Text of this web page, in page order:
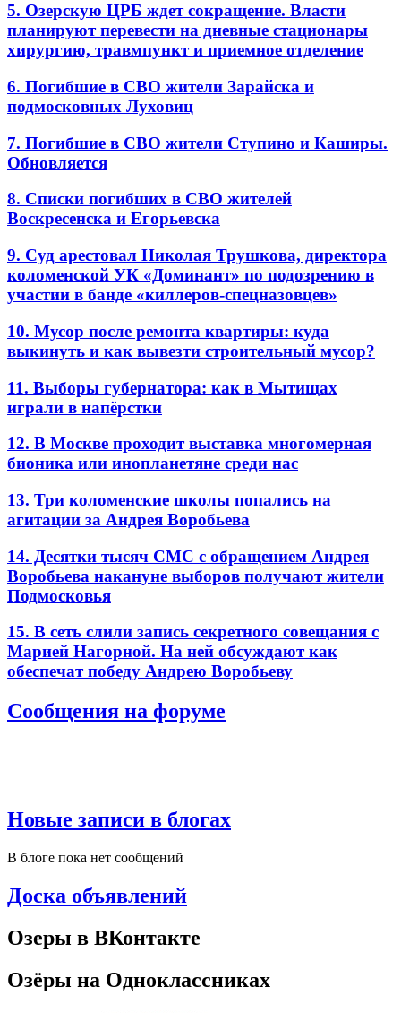
5. Озерскую ЦРБ ждет сокращение. Власти
планируют перевести на дневные стационары
хирургию, травмпункт и приемное отделение
6. Погибшие в СВО жители Зарайска и
подмосковных Луховиц
7. Погибшие в СВО жители Ступино и Каширы.
Обновляется
8. Списки погибших в СВО жителей
Воскресенска и Егорьевска
9. Суд арестовал Николая Трушкова, директора
коломенской УК «Доминант» по подозрению в
участии в банде «киллеров-спецназовцев»
10. Мусор после ремонта квартиры: куда
выкинуть и как вывезти строительный мусор?
11. Выборы губернатора: как в Мытищах
играли в напёрстки
12. В Москве проходит выставка многомерная
бионика или инопланетяне среди нас
13. Три коломенские школы попались на
агитации за Андрея Воробьева
14. Десятки тысяч СМС с обращением Андрея
Воробьева накануне выборов получают жители
Подмосковья
15. В сеть слили запись секретного совещания с
Марией Нагорной. На ней обсуждают как
обеспечат победу Андрею Воробьеву
Сообщения на форуме
Новые записи в блогах
В блоге пока нет сообщений
Доска объявлений
Озеры в ВКонтакте
Озёры на Одноклассниках